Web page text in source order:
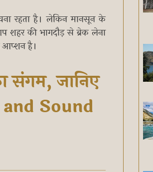
रहता है। लेकिन मानसून के
शहर की भागदौड़ से ब्रेक लेना
आप्शन है।
संगम, जानिए
Sound